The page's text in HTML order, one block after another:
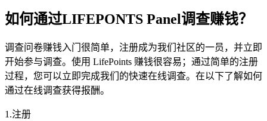
如何通过LIFEPONTS Panel调查赚钱？
调查问卷赚钱入门很简单，注册成为我们社区的一员，并立即
开始参与调查。使用 LifePoints 赚钱很容易；通过简单的注册
过程，您可以立即完成我们的快速在线调查。在以下了解如何
通过在线调查获得报酬。
1.注册